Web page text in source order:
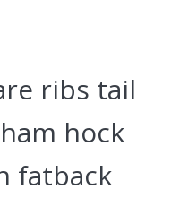
ribs tail
hock
fatback